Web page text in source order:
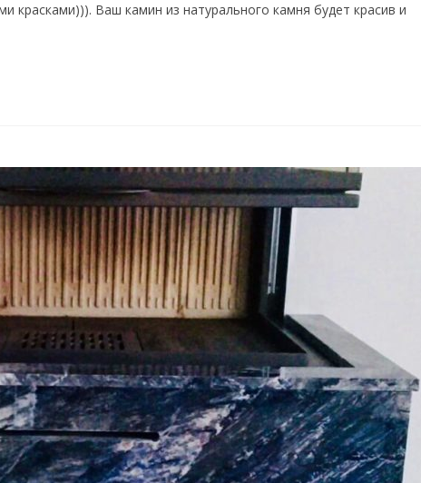
красками))). Ваш камин из натурального камня будет красив и